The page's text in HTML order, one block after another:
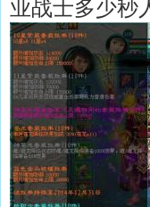
业战士多少